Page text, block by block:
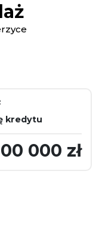
kredytu
000 zł